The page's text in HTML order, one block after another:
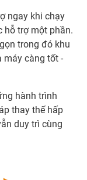
ngay khi chạy
hỗ trợ một phần.
trong đó khu
máy càng tốt -
hành trình
thay thế hấp
duy trì cùng